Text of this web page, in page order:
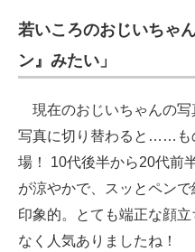
若いころのおじいちゃ
ン』みたい」
現在のおじいちゃんの写
写真に切り替わると……も
場！ 10代後半から20代前
が涼やかで、スッとペン
印象的。とても端正な顔
なく人気ありましたね！